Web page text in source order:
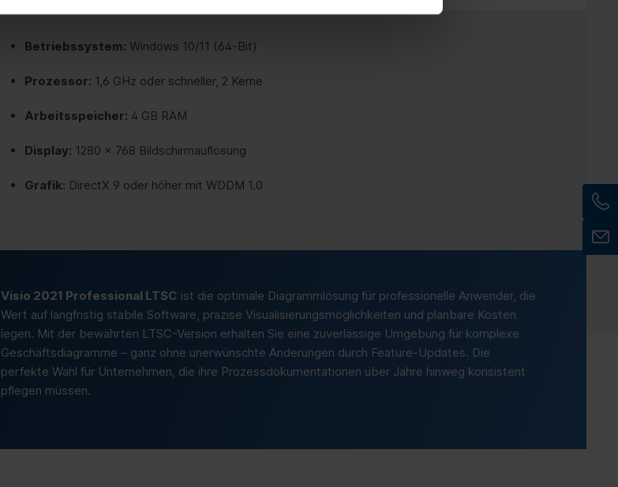
Betriebssystem: Windows 10/11 (64-Bit)
Prozessor: 1,6 GHz oder schneller, 2 Kerne
Arbeitsspeicher: 4 GB RAM
Display: 1280 × 768 Bildschirmauflösung
Grafik: DirectX 9 oder höher mit WDDM 1.0
Visio 2021 Professional LTSC ist die optimale Diagrammlösung für professionelle Anwender, die
Wert auf langfristig stabile Software, präzise Visualisierungsmöglichkeiten und planbare Kosten
legen. Mit der bewährten LTSC-Version erhalten Sie eine zuverlässige Umgebung für komplexe
Geschäftsdiagramme – ganz ohne unerwünschte Änderungen durch Feature-Updates. Die
perfekte Wahl für Unternehmen, die ihre Prozessdokumentationen über Jahre hinweg konsistent
pflegen müssen.